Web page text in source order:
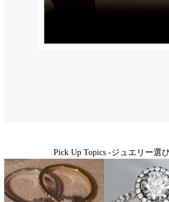
Pick Up Topics -ジュエリー選